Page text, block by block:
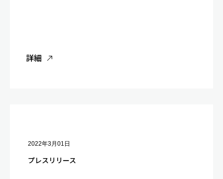
詳細
2022年3月01日
プレスリリース